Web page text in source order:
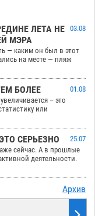
ЛЕТА НЕ
МЭРА
03.08
— каким он был в этот
на месте — пляж
БОЛЕЕ
01.08
– это
или
СЕРЬЕЗНО
25.07
сейчас. А в прошлые
деятельности.
Архив